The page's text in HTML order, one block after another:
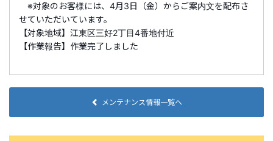
※対象のお客様には、4月3日（金）からご案内文を配布さ
せていただいています。
【対象地域】江東区三好2丁目4番地付近
【作業報告】作業完了しました
メンテナンス情報一覧へ